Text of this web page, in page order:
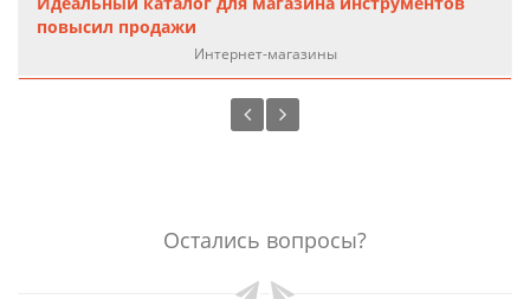
повысил продажи
Интернет-магазины
Остались вопросы?